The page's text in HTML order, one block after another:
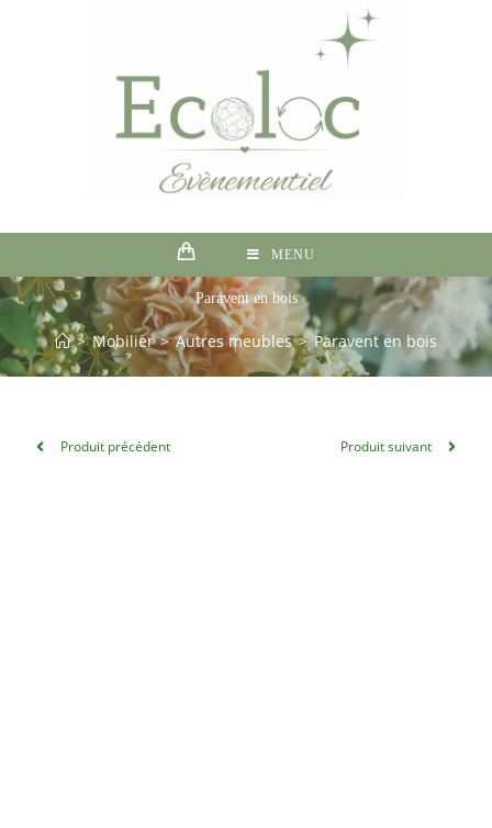
MENU
Paravent en bois
> Mobilier > Autres meubles > Paravent en bois
Produit précédent Produit suivant